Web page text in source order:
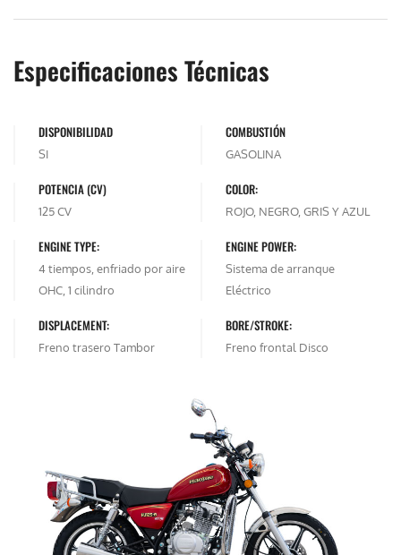
Especificaciones Técnicas
DISPONIBILIDAD
SI
COMBUSTIÓN
GASOLINA
POTENCIA (CV)
125 CV
COLOR:
ROJO, NEGRO, GRIS Y AZUL
ENGINE TYPE:
4 tiempos, enfriado por aire
OHC, 1 cilindro
ENGINE POWER:
Sistema de arranque
Eléctrico
DISPLACEMENT:
Freno trasero Tambor
BORE/STROKE:
Freno frontal Disco